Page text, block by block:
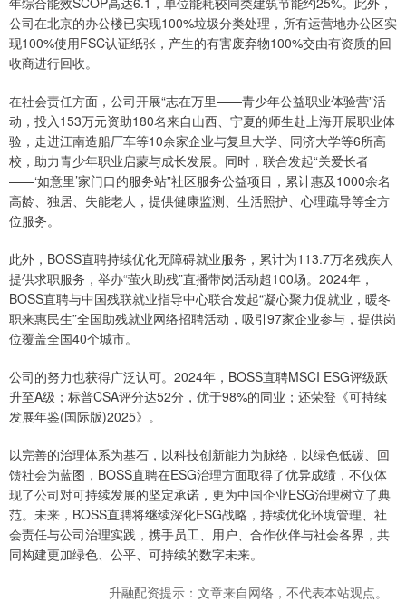
公司在北京的办公楼已实现100%垃圾分类处理，所有运营地办公区实
现100%使用FSC认证纸张，产生的有害废弃物100%交由有资质的回
收商进行回收。
在社会责任方面，公司开展“志在万里——青少年公益职业体验营”活
动，投入153万元资助180名来自山西、宁夏的师生赴上海开展职业体
验，走进江南造船厂车等10余家企业与复旦大学、同济大学等6所高
校，助力青少年职业启蒙与成长发展。同时，联合发起“关爱长者
——‘如意里’家门口的服务站”社区服务公益项目，累计惠及1000余名
高龄、独居、失能老人，提供健康监测、生活照护、心理疏导等全方
位服务。
此外，BOSS直聘持续优化无障碍就业服务，累计为113.7万名残疾人
提供求职服务，举办“萤火助残”直播带岗活动超100场。2024年，
BOSS直聘与中国残联就业指导中心联合发起“凝心聚力促就业，暖冬
职来惠民生”全国助残就业网络招聘活动，吸引97家企业参与，提供岗
位覆盖全国40个城市。
公司的努力也获得广泛认可。2024年，BOSS直聘MSCI ESG评级跃
升至A级；标普CSA评分达52分，优于98%的同业；还荣登《可持续
发展年鉴(国际版)2025》。
以完善的治理体系为基石，以科技创新能力为脉络，以绿色低碳、回
馈社会为蓝图，BOSS直聘在ESG治理方面取得了优异成绩，不仅体
现了公司对可持续发展的坚定承诺，更为中国企业ESG治理树立了典
范。未来，BOSS直聘将继续深化ESG战略，持续优化环境管理、社
会责任与公司治理实践，携手员工、用户、合作伙伴与社会各界，共
同构建更加绿色、公平、可持续的数字未来。
升融配资提示：文章来自网络，不代表本站观点。